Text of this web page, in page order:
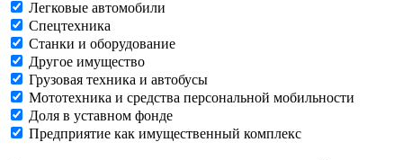
Легковые автомобили
Спецтехника
Станки и оборудование
Другое имущество
Грузовая техника и автобусы
Мототехника и средства персональной мобильности
Доля в уставном фонде
Предприятие как имущественный комплекс